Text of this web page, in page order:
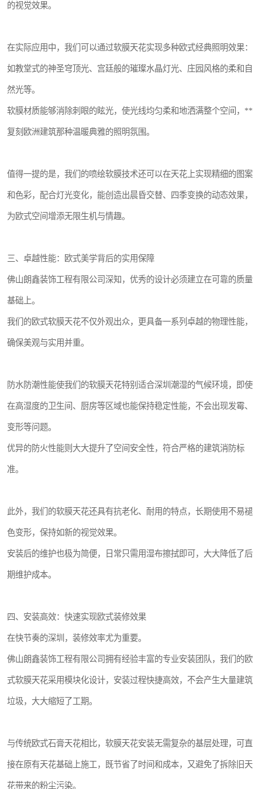
的视觉效果。
在实际应用中，我们可以通过软膜天花实现多种欧式经典照明效果：
如教堂式的神圣穹顶光、宫廷般的璀璨水晶灯光、庄园风格的柔和自
然光等。
软膜材质能够消除刺眼的眩光，使光线均匀柔和地洒满整个空间，**
复刻欧洲建筑那种温暖典雅的照明氛围。
值得一提的是，我们的喷绘软膜技术还可以在天花上实现精细的图案
和色彩，配合灯光变化，能创造出晨昏交替、四季变换的动态效果，
为欧式空间增添无限生机与情趣。
三、卓越性能：欧式美学背后的实用保障
佛山朗鑫装饰工程有限公司深知，优秀的设计必须建立在可靠的质量
基础上。
我们的欧式软膜天花不仅外观出众，更具备一系列卓越的物理性能，
确保美观与实用并重。
防水防潮性能使我们的软膜天花特别适合深圳潮湿的气候环境，即使
在高湿度的卫生间、厨房等区域也能保持稳定性能，不会出现发霉、
变形等问题。
优异的防火性能则大大提升了空间安全性，符合严格的建筑消防标
准。
此外，我们的软膜天花还具有抗老化、耐用的特点，长期使用不易褪
色变形，保持如新的视觉效果。
安装后的维护也极为简便，日常只需用湿布擦拭即可，大大降低了后
期维护成本。
四、安装高效：快速实现欧式装修效果
在快节奏的深圳，装修效率尤为重要。
佛山朗鑫装饰工程有限公司拥有经验丰富的专业安装团队，我们的欧
式软膜天花采用模块化设计，安装过程快捷高效，不会产生大量建筑
垃圾，大大缩短了工期。
与传统欧式石膏天花相比，软膜天花安装无需复杂的基层处理，可直
接在原有天花基础上施工，既节省了时间和成本，又避免了拆除旧天
花带来的粉尘污染。